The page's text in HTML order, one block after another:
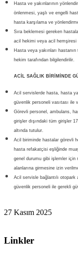
Hasta ve yakınlarının
önlenmesi, yaşlı ve engelli
hasta karşılama ve
Sıra beklemesi gereken
acil hekimi veya acil hemşiresi
Hasta veya yakınları
hekim tarafından bilgilendirilir.
ACİL SAĞLIK BİRİMİNDE
Acil servislerde hasta, hasta
güvenlik personeli vasıtası ile
Görevli personel, ambulans,
girişler dışındaki tüm girişler
altında tutulur.
Acil biriminde hastalar görevli
hasta refakatçisi eşliğinde
genel durumu gibi işlemler için
alanlarına girmesine izin
Acil servisle bağlantılı otopark
güvenlik personeli ile gerekli
27 Kasım 2025
Linkler